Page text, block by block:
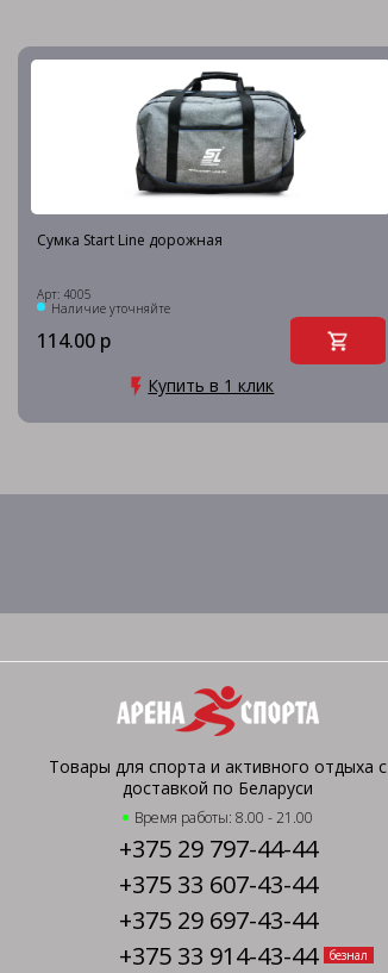
Сумка Start Line дорожная
Арт: 4005
Наличие уточняйте
114.00 р
Купить в 1 клик
Товары для спорта и активного отдыха с
доставкой по Беларуси
Время работы: 8.00 - 21.00
+375 29 797-44-44
+375 33 607-43-44
+375 29 697-43-44
+375 33 914-43-44
безнал